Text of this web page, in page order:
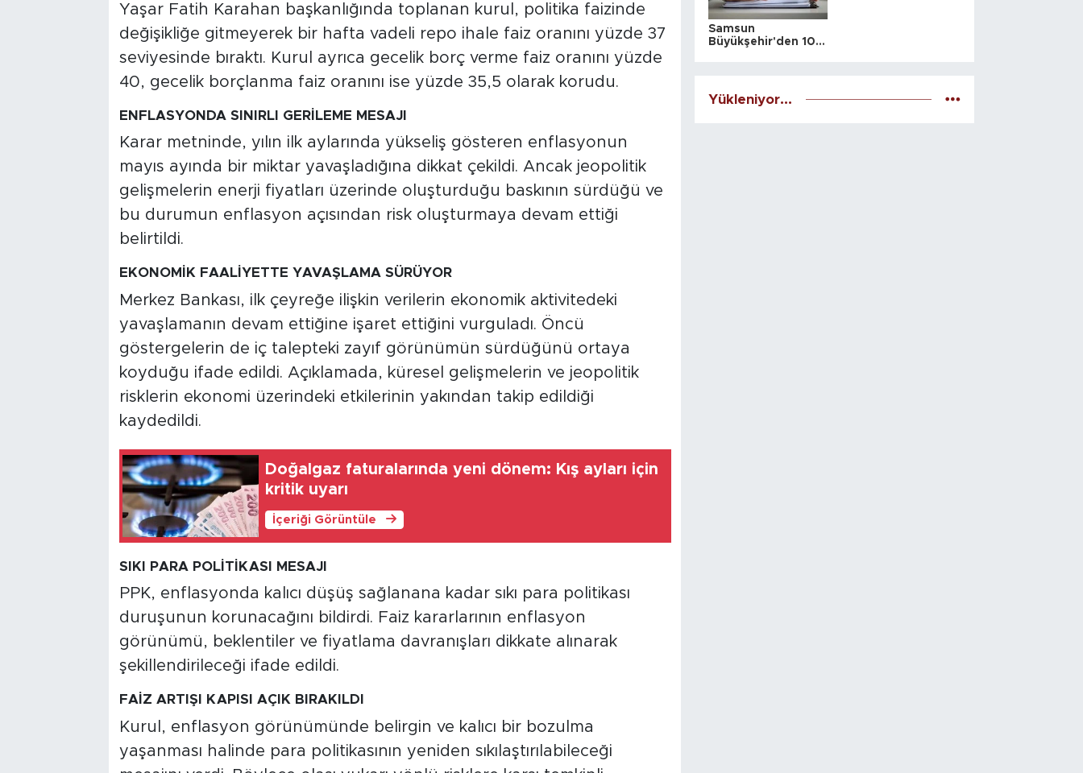
Yaşar Fatih Karahan başkanlığında toplanan kurul, politika faizinde
değişikliğe gitmeyerek bir hafta vadeli repo ihale faiz oranını yüzde 37
seviyesinde bıraktı. Kurul ayrıca gecelik borç verme faiz oranını yüzde
40, gecelik borçlanma faiz oranını ise yüzde 35,5 olarak korudu.
ENFLASYONDA SINIRLI GERİLEME MESAJI
Karar metninde, yılın ilk aylarında yükseliş gösteren enflasyonun
mayıs ayında bir miktar yavaşladığına dikkat çekildi. Ancak jeopolitik
gelişmelerin enerji fiyatları üzerinde oluşturduğu baskının sürdüğü ve
bu durumun enflasyon açısından risk oluşturmaya devam ettiği
belirtildi.
EKONOMİK FAALİYETTE YAVAŞLAMA SÜRÜYOR
Merkez Bankası, ilk çeyreğe ilişkin verilerin ekonomik aktivitedeki
yavaşlamanın devam ettiğine işaret ettiğini vurguladı. Öncü
göstergelerin de iç talepteki zayıf görünümün sürdüğünü ortaya
koyduğu ifade edildi. Açıklamada, küresel gelişmelerin ve jeopolitik
risklerin ekonomi üzerindeki etkilerinin yakından takip edildiği
kaydedildi.
Doğalgaz faturalarında yeni dönem: Kış ayları için
kritik uyarı
İçeriği Görüntüle
SIKI PARA POLİTİKASI MESAJI
PPK, enflasyonda kalıcı düşüş sağlanana kadar sıkı para politikası
duruşunun korunacağını bildirdi. Faiz kararlarının enflasyon
görünümü, beklentiler ve fiyatlama davranışları dikkate alınarak
şekillendirileceği ifade edildi.
FAİZ ARTIŞI KAPISI AÇIK BIRAKILDI
Kurul, enflasyon görünümünde belirgin ve kalıcı bir bozulma
yaşanması halinde para politikasının yeniden sıkılaştırılabileceği
Samsun
Büyükşehir'den 10
Yükleniyor...